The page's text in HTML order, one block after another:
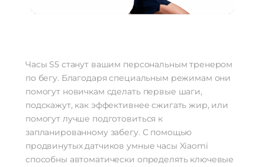
Часы S5 станут вашим персональным тренером
по бегу. Благодаря специальным режимам они
помогут новичкам сделать первые шаги,
подскажут, как эффективнее сжигать жир, или
помогут лучше подготовиться к
запланированному забегу. С помощью
продвинутых датчиков умные часы Xiaomi
способны автоматически определять ключевые